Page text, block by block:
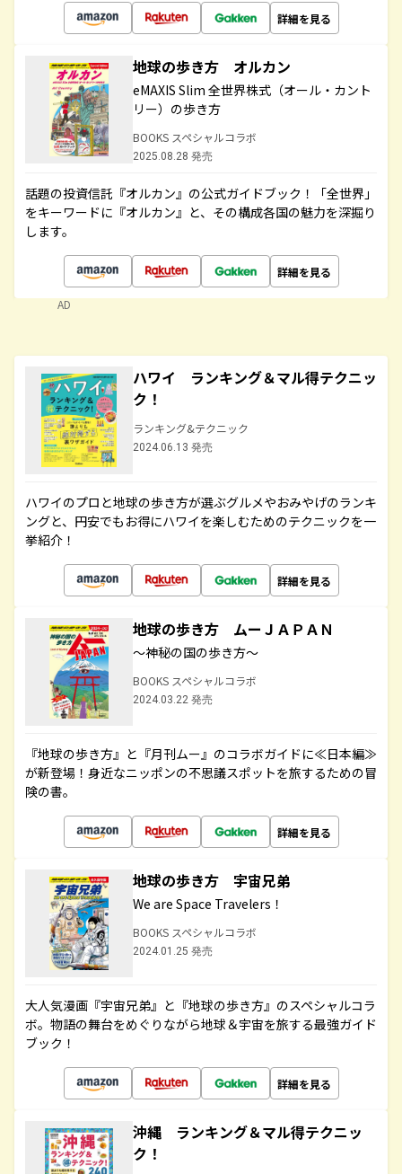
詳細を見る
地球の歩き方 オルカン
eMAXIS Slim 全世界株式（オール・カント
リー）の歩き方
BOOKS スペシャルコラボ
2025.08.28 発売
話題の投資信託『オルカン』の公式ガイドブック！「全世界」
をキーワードに『オルカン』と、その構成各国の魅力を深掘り
します。
詳細を見る
AD
ハワイ ランキング＆マル得テクニッ
ク！
ランキング&テクニック
2024.06.13 発売
ハワイのプロと地球の歩き方が選ぶグルメやおみやげのランキ
ングと、円安でもお得にハワイを楽しむためのテクニックを一
挙紹介！
詳細を見る
地球の歩き方 ムーＪＡＰＡＮ
～神秘の国の歩き方～
BOOKS スペシャルコラボ
2024.03.22 発売
『地球の歩き方』と『月刊ムー』のコラボガイドに≪日本編≫
が新登場！身近なニッポンの不思議スポットを旅するための冒
険の書。
詳細を見る
地球の歩き方 宇宙兄弟
We are Space Travelers！
BOOKS スペシャルコラボ
2024.01.25 発売
大人気漫画『宇宙兄弟』と『地球の歩き方』のスペシャルコラ
ボ。物語の舞台をめぐりながら地球＆宇宙を旅する最強ガイド
ブック！
詳細を見る
沖縄 ランキング＆マル得テクニッ
ク！